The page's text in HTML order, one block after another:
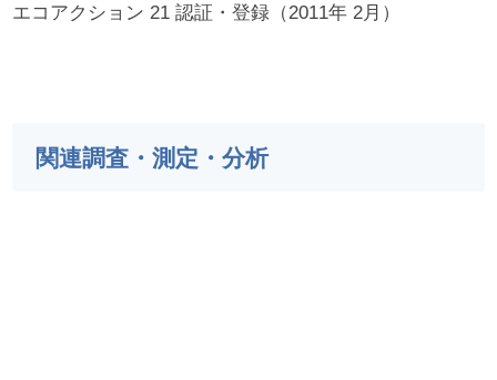
エコアクション 21 認証・登録（2011年 2月）
関連調査・測定・分析